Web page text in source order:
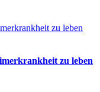
zu leben